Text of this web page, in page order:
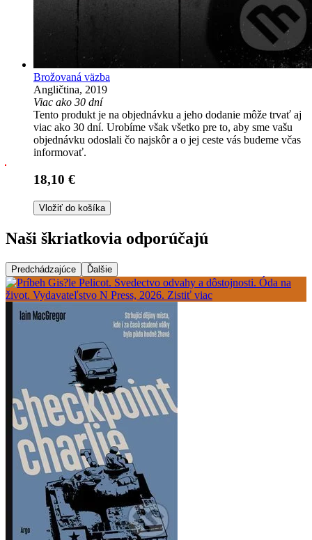
Brožovaná väzba
Angličtina, 2019
Viac ako 30 dní
Tento produkt je na objednávku a jeho dodanie môže trvať aj
viac ako 30 dní. Urobíme však všetko pre to, aby sme vašu
objednávku odoslali čo najskôr a o jej ceste vás budeme včas
informovať.
18,10 €
Vložiť do košíka
Naši škriatkovia odporúčajú
Predchádzajúce Ďalšie